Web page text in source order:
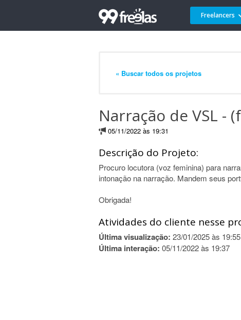
Freelancers
« Buscar todos os projetos
Narração de VSL -
05/11/2022 às 19:31
Descrição do Projeto:
Procuro locutora (voz feminina) para
intonação na narração. Mandem seus
Obrigada!
Atividades do cliente nesse
Última visualização: 23/01/2025 às 19:55
Última interação: 05/11/2022 às 19:37